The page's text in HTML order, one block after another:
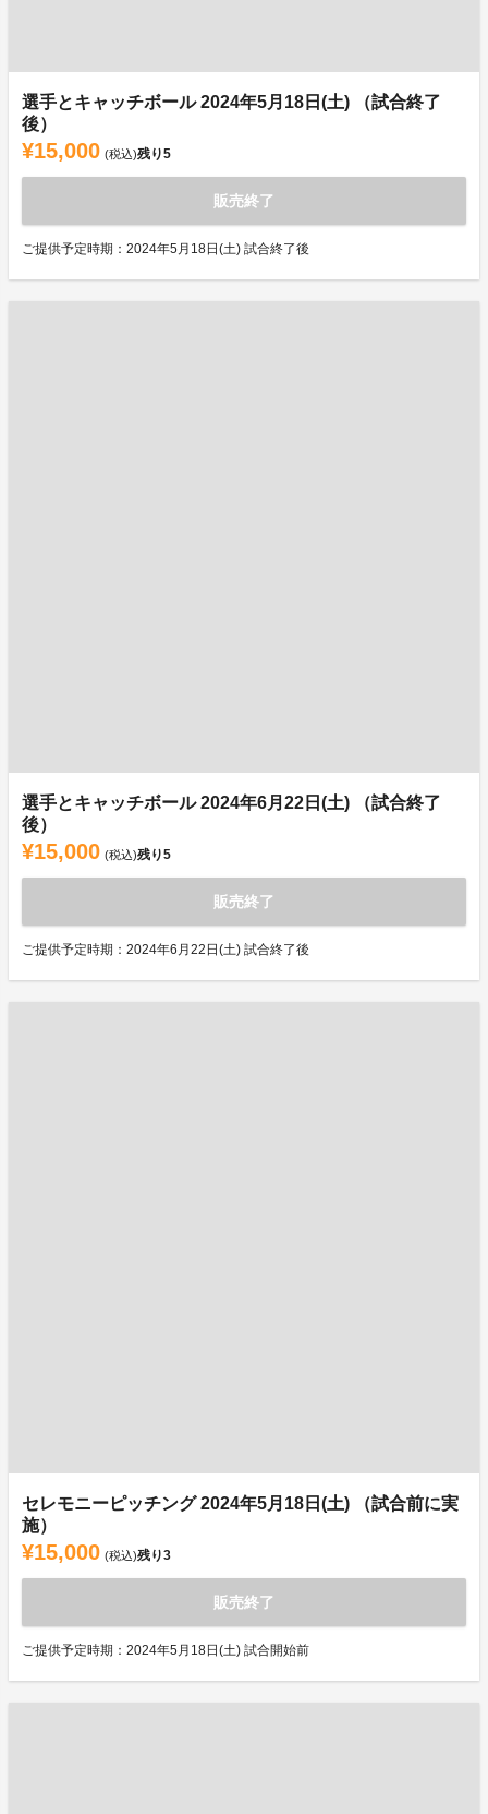
選手とキャッチボール 2024年5月18日(土) （試合終了
後）
¥15,000 (税込)残り5
販売終了
ご提供予定時期：2024年5月18日(土) 試合終了後
選手とキャッチボール 2024年6月22日(土) （試合終了
後）
¥15,000 (税込)残り5
販売終了
ご提供予定時期：2024年6月22日(土) 試合終了後
セレモニーピッチング 2024年5月18日(土) （試合前に実
施）
¥15,000 (税込)残り3
販売終了
ご提供予定時期：2024年5月18日(土) 試合開始前